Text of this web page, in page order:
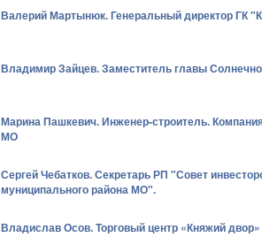
Валерий Мартынюк. Генеральный директор ГК
Владимир Зайцев. Заместитель главы
Марина Пашкевич. Инженер-строитель.
МО
Сергей Чебатков. Секретарь РП "Совет
муниципального района МО".
Владислав Осов. Торговый центр «Княжий двор»